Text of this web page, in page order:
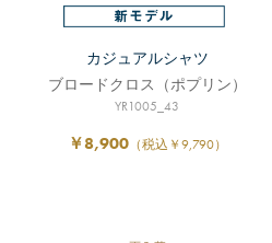
カジュアルシャツ
ブロードクロス（ポプリン）
YR1005_43
￥8,900（税込￥9,790）